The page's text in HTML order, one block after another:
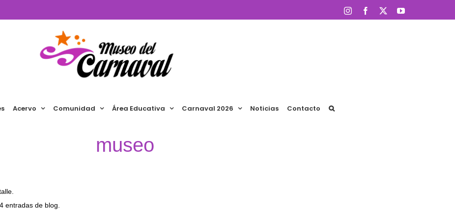
InstagramFacebook YouTube
Acervo Comunidad Área Educativa Carnaval 2026 Noticias Contacto
museo
entradas de blog.